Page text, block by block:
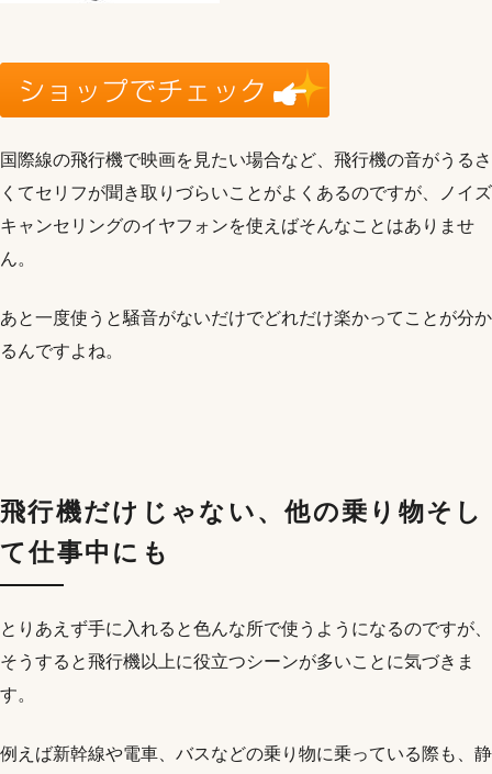
国際線の飛行機で映画を見たい場合など、飛行機の音がうるさ
くてセリフが聞き取りづらいことがよくあるのですが、ノイズ
キャンセリングのイヤフォンを使えばそんなことはありませ
ん。
あと一度使うと騒音がないだけでどれだけ楽かってことが分か
るんですよね。
飛行機だけじゃない、他の乗り物そし
て仕事中にも
とりあえず手に入れると色んな所で使うようになるのですが、
そうすると飛行機以上に役立つシーンが多いことに気づきま
す。
例えば新幹線や電車、バスなどの乗り物に乗っている際も、静